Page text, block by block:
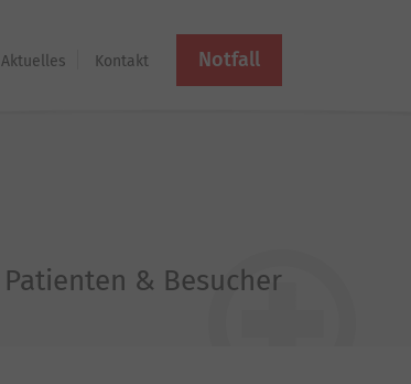
Aktuelles Kontakt Notfall
Patienten & Besucher